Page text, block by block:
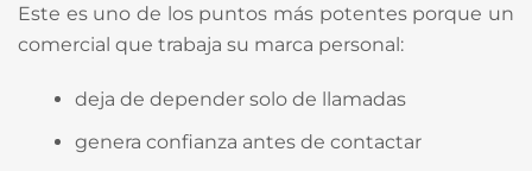
Este es uno de los puntos más potentes porque un
comercial que trabaja su marca personal:
deja de depender solo de llamadas
genera confianza antes de contactar